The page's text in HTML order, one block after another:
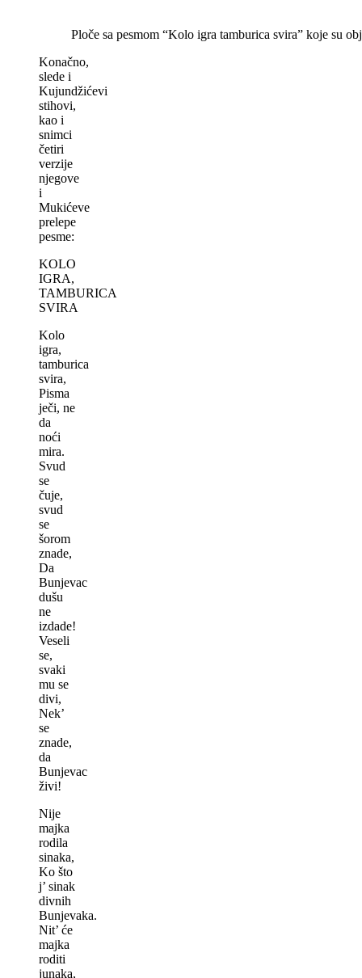
Ploče sa pesmom “Kolo igra tamburica svira” koje su
Konačno,
slede i
Kujundžićevi
stihovi,
kao i
snimci
četiri
verzije
njegove
i
Mukićeve
prelepe
pesme:
KOLO
IGRA,
TAMBURICA
SVIRA
Kolo
igra,
tamburica
svira,
Pisma
ječi, ne
da
noći
mira.
Svud
se
čuje,
svud
se
šorom
znade,
Da
Bunjevac
dušu
ne
izdade!
Veseli
se,
svaki
mu se
divi,
Nek’
se
znade,
da
Bunjevac
živi!
Nije
majka
rodila
sinaka,
Ko što
j’ sinak
divnih
Bunjevaka.
Nit’ će
majka
roditi
junaka,